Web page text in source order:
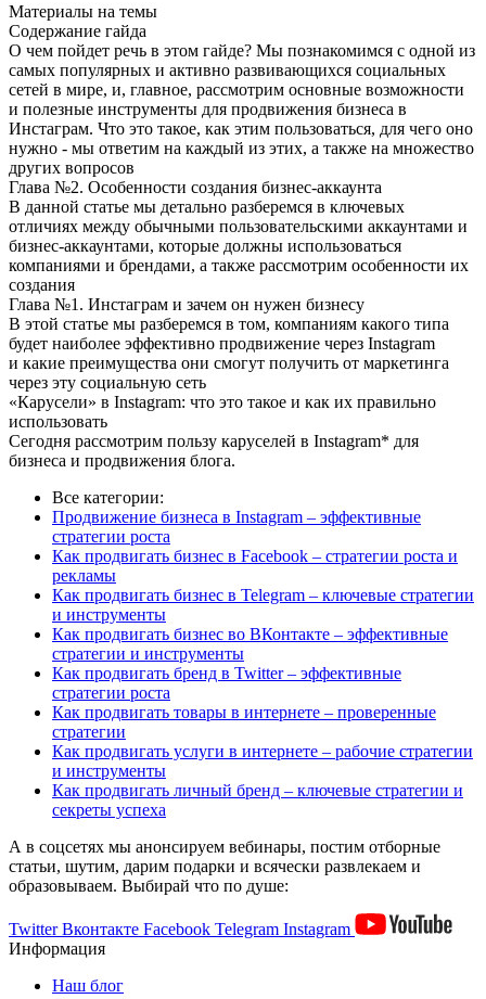
Материалы на темы
Содержание гайда
О чем пойдет речь в этом гайде? Мы познакомимся с одной из
самых популярных и активно развивающихся социальных
сетей в мире, и, главное, рассмотрим основные возможности
и полезные инструменты для продвижения бизнеса в
Инстаграм. Что это такое, как этим пользоваться, для чего оно
нужно - мы ответим на каждый из этих, а также на множество
других вопросов
Глава №2. Особенности создания бизнес-аккаунта
В данной статье мы детально разберемся в ключевых
отличиях между обычными пользовательскими аккаунтами и
бизнес-аккаунтами, которые должны использоваться
компаниями и брендами, а также рассмотрим особенности их
создания
Глава №1. Инстаграм и зачем он нужен бизнесу
В этой статье мы разберемся в том, компаниям какого типа
будет наиболее эффективно продвижение через Instagram
и какие преимущества они смогут получить от маркетинга
через эту социальную сеть
«Карусели» в Instagram: что это такое и как их правильно
использовать
Сегодня рассмотрим пользу каруселей в Instagram* для
бизнеса и продвижения блога.
Все категории:
Продвижение бизнеса в Instagram – эффективные
стратегии роста
Как продвигать бизнес в Facebook – стратегии роста и
рекламы
Как продвигать бизнес в Telegram – ключевые стратегии
и инструменты
Как продвигать бизнес во ВКонтакте – эффективные
стратегии и инструменты
Как продвигать бренд в Twitter – эффективные
стратегии роста
Как продвигать товары в интернете – проверенные
стратегии
Как продвигать услуги в интернете – рабочие стратегии
и инструменты
Как продвигать личный бренд – ключевые стратегии и
секреты успеха
А в соцсетях мы анонсируем вебинары, постим отборные
статьи, шутим, дарим подарки и всячески развлекаем и
образовываем. Выбирай что по душе:
TwitterВконтакте Facebook Telegram Instagram
Информация
Наш блог